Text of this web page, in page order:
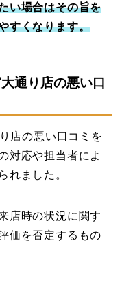
い場合はその旨を
すくなります。
通り店の悪い口
店の悪い口コミを
対応や担当者によ
れました。
店時の状況に関す
価を否定するもの